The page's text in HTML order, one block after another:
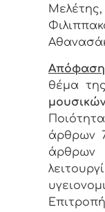
θέμα
άρθρων
άρθρων